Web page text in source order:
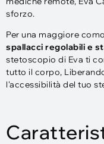
sforzo.
Per una maggiore
spallacci regolabili e
stetoscopio di Eva ti
tutto il corpo,
l'accessibilità del tuo